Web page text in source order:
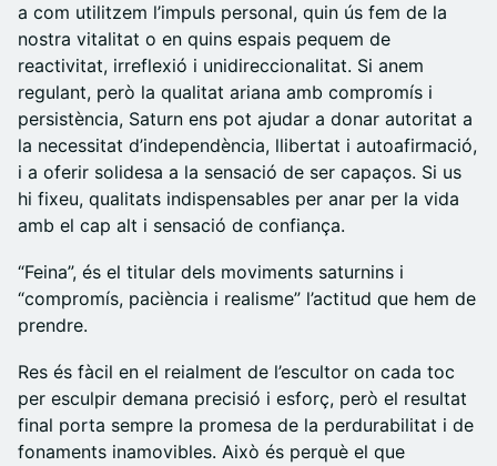
a com utilitzem l’impuls personal, quin ús fem de la
nostra vitalitat o en quins espais pequem de
reactivitat, irreflexió i unidireccionalitat. Si anem
regulant, però la qualitat ariana amb compromís i
persistència, Saturn ens pot ajudar a donar autoritat a
la necessitat d’independència, llibertat i autoafirmació,
i a oferir solidesa a la sensació de ser capaços. Si us
hi fixeu, qualitats indispensables per anar per la vida
amb el cap alt i sensació de confiança.
​“Feina”, és el titular dels moviments saturnins i
“compromís, paciència i realisme” l’actitud que hem de
prendre.
​Res és fàcil en el reialment de l’escultor on cada toc
per esculpir demana precisió i esforç, però el resultat
final porta sempre la promesa de la perdurabilitat i de
fonaments inamovibles. Això és perquè el que